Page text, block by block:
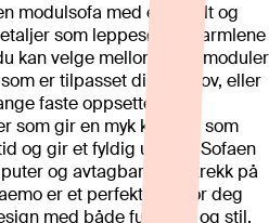
modulsofa med et enkelt og
som leppesøm på armlene
kan velge mellom ulike moduler
er tilpasset dine behov, eller
faste oppsettene.
som gir en myk komfort som
og gir et fyldig uttrykk. Sofaen
og avtagbare putetrekk på
er et perfekt valg for deg
med både funksjon og stil.